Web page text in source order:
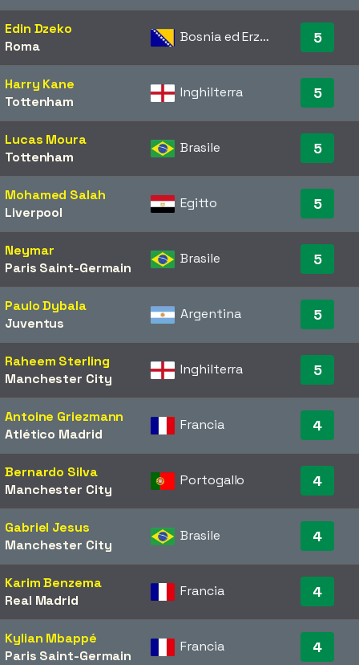
Edin Dzeko
Roma
Bosnia ed Erzegovina 5
Harry Kane
Tottenham
Inghilterra 5
Lucas Moura
Tottenham
Brasile 5
Mohamed Salah
Liverpool
Egitto 5
Neymar
Paris Saint-Germain
Brasile 5
Paulo Dybala
Juventus
Argentina 5
Raheem Sterling
Manchester City
Inghilterra 5
Antoine Griezmann
Atlético Madrid
Francia 4
Bernardo Silva
Manchester City
Portogallo 4
Gabriel Jesus
Manchester City
Brasile 4
Karim Benzema
Real Madrid
Francia 4
Kylian Mbappé
Paris Saint-Germain
Francia 4